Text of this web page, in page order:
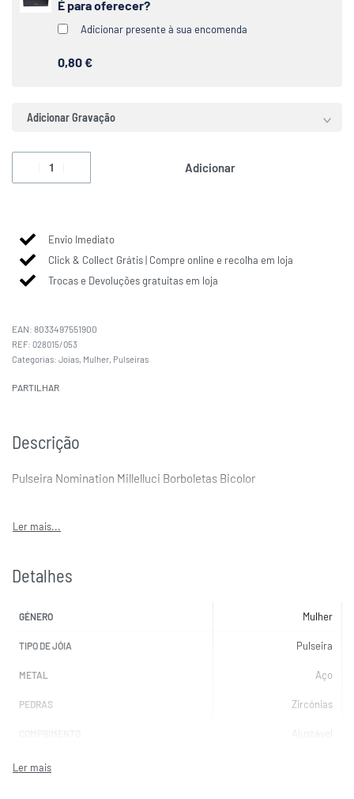
É para oferecer?
Adicionar presente à sua encomenda
0,80 €
Adicionar Gravação
Adicionar
Envio Imediato
Click & Collect Grátis | Compre online e recolha em loja
Trocas e Devoluções gratuitas em loja
EAN: 8033497551900
028015/053
Categorias: Joias, Mulher, Pulseiras
PARTILHAR
Descrição
Pulseira Nomination Millelluci Borboletas Bicolor
Detalhes
GÉNERO Mulher
TIPO DE JÓIA Pulseira
METAL Aço
PEDRAS Zircónias
Ajustável
MARCAS